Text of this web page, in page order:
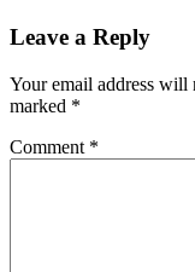
Leave a Reply
Your email address will
marked *
Comment *